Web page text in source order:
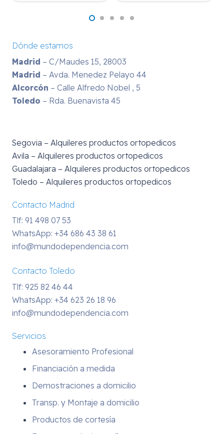
Dónde estamos
Madrid – C/Maudes 15, 28003
Madrid – Avda. Menedez Pelayo 44
Alcorcón – Calle Alfredo Nobel , 5
Toledo – Rda. Buenavista 45
Segovia – Alquileres productos ortopedicos
Avila – Alquileres productos ortopedicos
Guadalajara – Alquileres productos ortopedicos
Toledo – Alquileres productos ortopedicos
Contacto Madrid
Tlf: 91 498 07 53
WhatsApp: +34 686 43 38 61
info@mundodependencia.com
Contacto Toledo
Tlf: 925 82 46 44
WhatsApp: +34 623 26 18 96
info@mundodependencia.com
Servicios
Asesoramiento Profesional
Financiación a medida
Demostraciones a domicilio
Transp. y Montaje a domicilio
Productos de cortesía